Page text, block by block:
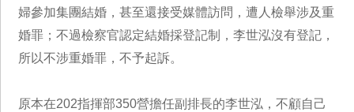
婦參加集團結婚，甚至還接受媒體訪問，遭人檢舉涉及重
婚罪；不過檢察官認定結婚採登記制，李世泓沒有登記，
所以不涉重婚罪，不予起訴。
原本在202指揮部350營擔任副排長的李世泓，不顧自己